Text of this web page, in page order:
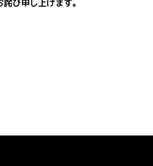
び申し上げます。